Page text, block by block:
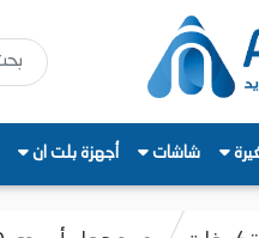
شاشات أجهزة بلت ان